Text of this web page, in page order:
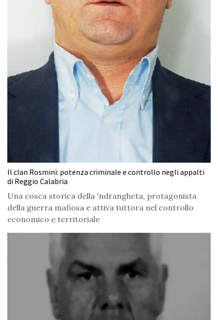
Il clan Rosmini: potenza criminale e controllo negli appalti
di Reggio Calabria
Una cosca storica della 'ndrangheta, protagonista
della guerra mafiosa e attiva tuttora nel controllo
economico e territoriale